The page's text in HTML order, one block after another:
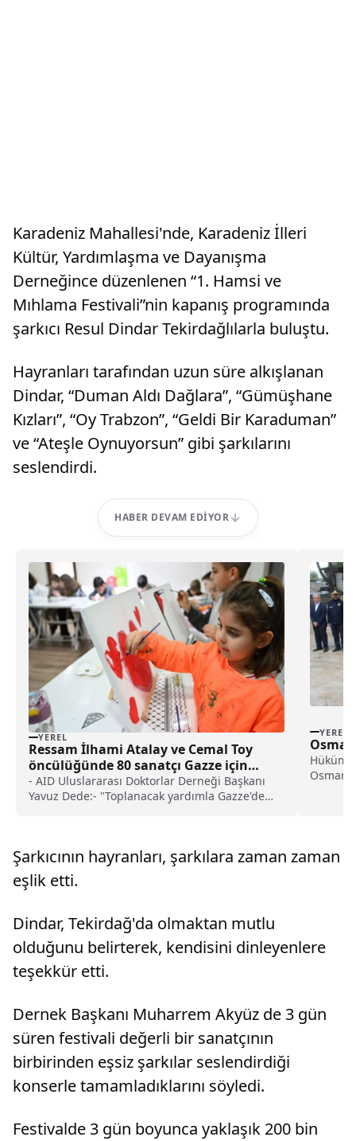
Karadeniz Mahallesi'nde, Karadeniz İlleri
Kültür, Yardımlaşma ve Dayanışma
Derneğince düzenlenen “1. Hamsi ve
Mıhlama Festivali”nin kapanış programında
şarkıcı Resul Dindar Tekirdağlılarla buluştu.
Hayranları tarafından uzun süre alkışlanan
Dindar, “Duman Aldı Dağlara”, “Gümüşhane
Kızları”, “Oy Trabzon”, “Geldi Bir Karaduman”
ve “Ateşle Oynuyorsun” gibi şarkılarını
seslendirdi.
HABER DEVAM EDIYOR
YEREL
Ressam İlhami Atalay ve Cemal Toy
öncülüğünde 80 sanatçı Gazze için
resim çizdi haberi
- AID Uluslararası Doktorlar Derneği Başkanı
Yavuz Dede:- "Toplanacak yardımla Gazze'de
YEREL
Şarkıcının hayranları, şarkılara zaman zaman
eşlik etti.
Dindar, Tekirdağ'da olmaktan mutlu
olduğunu belirterek, kendisini dinleyenlere
teşekkür etti.
Dernek Başkanı Muharrem Akyüz de 3 gün
süren festivali değerli bir sanatçının
birbirinden eşsiz şarkılar seslendirdiği
konserle tamamladıklarını söyledi.
Festivalde 3 gün boyunca yaklaşık 200 bin